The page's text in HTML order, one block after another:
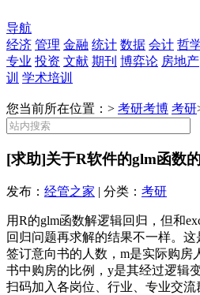
导航
经济 管理 金融 统计 数据 会计 哲
专业 投资 文献 期刊 博弈论 房地产
训 学术培训
您当前所在位置：> 考研考博 考研
[求助]关于R软件的glm函数
发布： 经管之家 | 分类： 考研
用R的glm函数解逻辑回归，但和
回归问题再求解的结果不一样。
签订意向书的人数，m是实际购房
书中购房的比例，y是其经过逻辑
扫码加入各岗位、行业、专业交流